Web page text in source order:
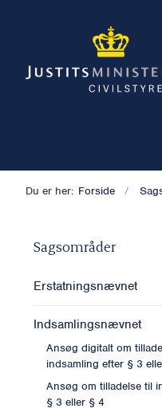
Du er her: Forside
Sagsområder
Erstatningsnævnet
Indsamlingsnævnet
Ansøg digitalt om
indsamling efter § 3
Ansøg om tilladelse til
§ 3 eller § 4